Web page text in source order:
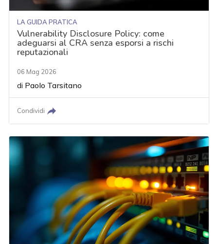
LA GUIDA PRATICA
Vulnerability Disclosure Policy: come
adeguarsi al CRA senza esporsi a rischi
reputazionali
06 Mag 2026
di Paolo Tarsitano
Condividi